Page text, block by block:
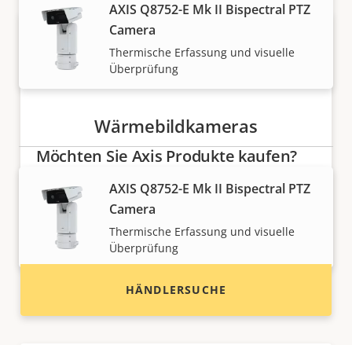
AXIS Q8752-E Mk II Bispectral PTZ
Camera
Thermische Erfassung und visuelle
Überprüfung
Wärmebildkameras
AXIS Q8752-E Mk II Bispectral PTZ
Camera
Thermische Erfassung und visuelle
Überprüfung
Möchten Sie Axis Produkte kaufen?
Finden Sie Wiederverkäufer,
Systemintegratoren und Installateure von Axis
Produkten und Systemen.
HÄNDLERSUCHE